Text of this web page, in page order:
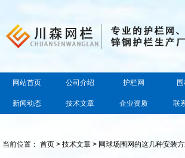
网站首页 公司介绍 护栏网
新闻动态 技术文章 企业资质 联
当前位置：首页 >技术文章 > 网球场围网的这几种安装